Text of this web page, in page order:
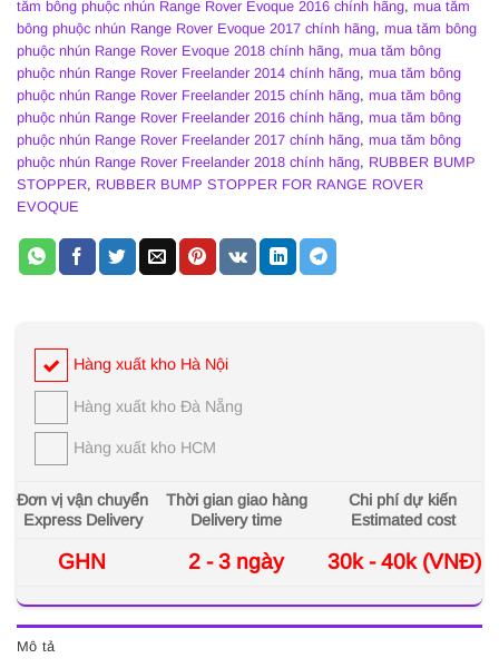
tăm bông phuộc nhún Range Rover Evoque 2016 chính hãng, mua tăm
bông phuộc nhún Range Rover Evoque 2017 chính hãng, mua tăm bông
phuộc nhún Range Rover Evoque 2018 chính hãng, mua tăm bông
phuộc nhún Range Rover Freelander 2014 chính hãng, mua tăm bông
phuộc nhún Range Rover Freelander 2015 chính hãng, mua tăm bông
phuộc nhún Range Rover Freelander 2016 chính hãng, mua tăm bông
phuộc nhún Range Rover Freelander 2017 chính hãng, mua tăm bông
phuộc nhún Range Rover Freelander 2018 chính hãng, RUBBER BUMP
STOPPER, RUBBER BUMP STOPPER FOR RANGE ROVER
EVOQUE
Hàng xuất kho Hà Nội
Hàng xuất kho Đà Nẵng
Hàng xuất kho HCM
Đơn vị vận chuyển
Express Delivery
Thời gian giao hàng
Delivery time
Chi phí dự kiến
Estimated cost
GHN 2 - 3 ngày 30k - 40k (VNĐ)
Mô tả